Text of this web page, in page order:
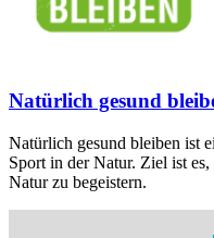
Natürlich gesund
Natürlich gesund bleiben ist
Sport in der Natur. Ziel ist
Natur zu begeistern.